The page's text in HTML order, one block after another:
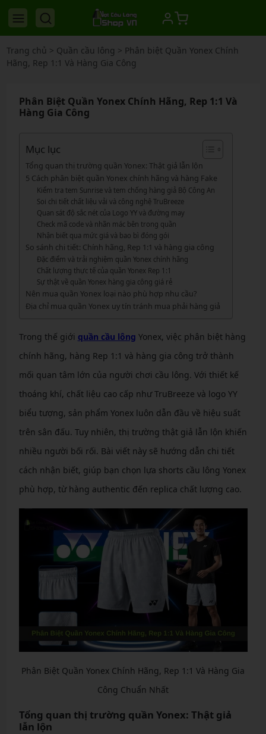
Trang chủ > Quần cầu lông > Phân biệt Quần Yonex Chính
Hãng, Rep 1:1 Và Hàng Gia Công
Phân Biệt Quần Yonex Chính Hãng, Rep 1:1 Và
Hàng Gia Công
Mục lục
Tổng quan thị trường quần Yonex: Thật giả lẫn lộn
5 Cách phân biệt quần Yonex chính hãng và hàng Fake
Kiểm tra tem Sunrise và tem chống hàng giả Bộ Công An
Soi chi tiết chất liệu vải và công nghệ TruBreeze
Quan sát độ sắc nét của Logo YY và đường may
Check mã code và nhãn mác bên trong quần
Nhận biết qua mức giá và bao bì đóng gói
So sánh chi tiết: Chính hãng, Rep 1:1 và hàng gia công
Đặc điểm và trải nghiệm quần Yonex chính hãng
Chất lượng thực tế của quần Yonex Rep 1:1
Sự thật về quần Yonex hàng gia công giá rẻ
Nên mua quần Yonex loại nào phù hợp nhu cầu?
Địa chỉ mua quần Yonex uy tín tránh mua phải hàng giả
Trong thế giới quần cầu lông Yonex, việc phân biệt hàng
chính hãng, hàng Rep 1:1 và hàng gia công trở thành
mối quan tâm lớn của người chơi cầu lông. Với thiết kế
thoáng khí, chất liệu cao cấp như TruBreeze và logo YY
biểu tượng, sản phẩm Yonex luôn dẫn đầu về hiệu suất
trên sân đấu. Tuy nhiên, thị trường thật giả lẫn lộn khiến
nhiều người bối rối. Bài viết này sẽ hướng dẫn chi tiết
cách nhận biết, giúp bạn chọn lựa shorts cầu lông Yonex
phù hợp, từ hàng authentic đến replica chất lượng cao.
Phân Biệt Quần Yonex Chính Hãng, Rep 1:1 Và Hàng Gia
Công Chuẩn Nhất
Tổng quan thị trường quần Yonex: Thật giả
lẫn lộn